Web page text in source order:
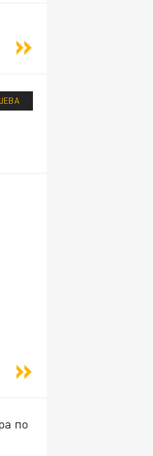
по